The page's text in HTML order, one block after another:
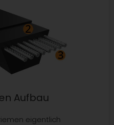
Aufbau
eigentlich